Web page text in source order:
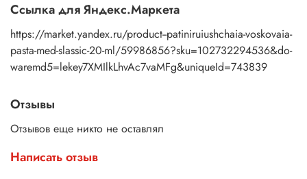
результатов. Выбор между ними зависит от предпочтений
и требований конкретного проекта.
Ссылка для Яндекс.Маркета
https://market.yandex.ru/product--patiniruiushchaia-voskovaia-
pasta-med-slassic-20-ml/59986856?sku=102732294536&do-
waremd5=lekey7XMIlkLhvAc7vaMFg&uniqueId=743839
Отзывы
Отзывов еще никто не оставлял
Написать отзыв